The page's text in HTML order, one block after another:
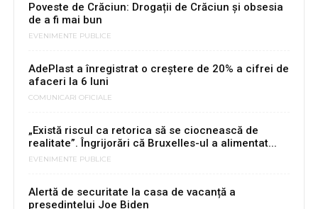
Poveste de Crăciun: Drogații de Crăciun și obsesia
de a fi mai bun
EVENIMENTE PUBLICE
AdePlast a înregistrat o creştere de 20% a cifrei de
afaceri la 6 luni
COMUNICARI OFICIALE
„Există riscul ca retorica să se ciocnească de
realitate”. Îngrijorări că Bruxelles-ul a alimentat...
EVENIMENTE PUBLICE
Alertă de securitate la casa de vacanță a
președintelui Joe Biden